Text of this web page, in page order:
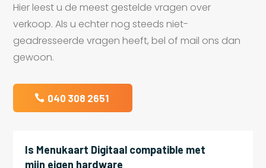
Hier leest u de meest gestelde vragen over
verkoop. Als u echter nog steeds niet-
geadresseerde vragen heeft, bel of mail ons dan
gewoon.
040 308 2651
Is Menukaart Digitaal compatible met
mijn eigen hardware